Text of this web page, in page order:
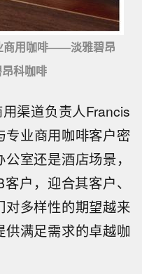
商用咖啡——淡雅碧昂
科咖啡
渠道负责人Francis
专业商用咖啡客户密
室还是酒店场景，
户，迎合其客户、
对多样性的期望越来
满足需求的卓越咖